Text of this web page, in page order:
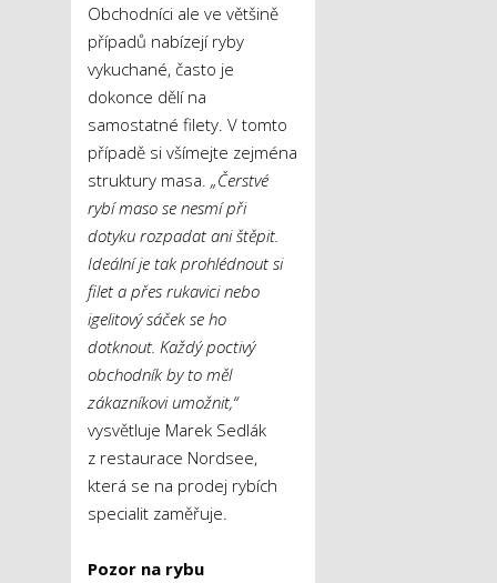
Obchodníci ale ve většině
případů nabízejí ryby
vykuchané, často je
dokonce dělí na
samostatné filety. V tomto
případě si všímejte zejména
struktury masa. „Čerstvé
rybí maso se nesmí při
dotyku rozpadat ani štěpit.
Ideální je tak prohlédnout si
filet a přes rukavici nebo
igelitový sáček se ho
dotknout. Každý poctivý
obchodník by to měl
zákazníkovi umožnit,“
vysvětluje Marek Sedlák
z restaurace Nordsee,
která se na prodej rybích
specialit zaměřuje.
Pozor na rybu